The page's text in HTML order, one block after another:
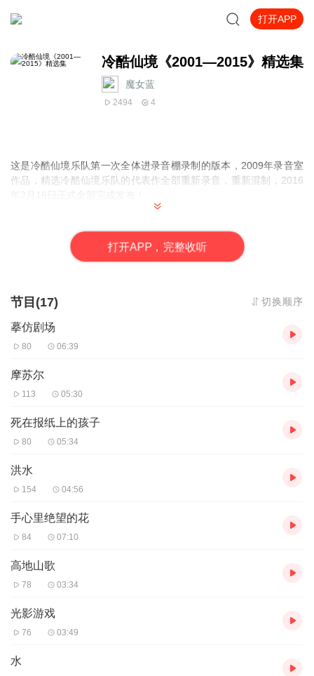
打开APP
冷酷仙境《2001—2015》精选集
魔女蓝
2494 4
这是冷酷仙境乐队第一次全体进录音棚录制的版本，2009年录音室
作品，精选冷酷仙境乐队的代表作全部重新录音，重新混制，2016
打开APP，完整收听
节目(17) 切换顺序
摹仿剧场
80 06:39
摩苏尔
113 05:30
死在报纸上的孩子
80 05:34
洪水
154 04:56
手心里绝望的花
84 07:10
高地山歌
78 03:34
光影游戏
76 03:49
水